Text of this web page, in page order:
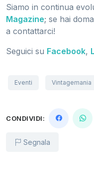
Siamo in continua
Magazine; se hai
a contattarci!
Seguici su Facebook,
Eventi Vintagemania
CONDIVIDI:
Segnala